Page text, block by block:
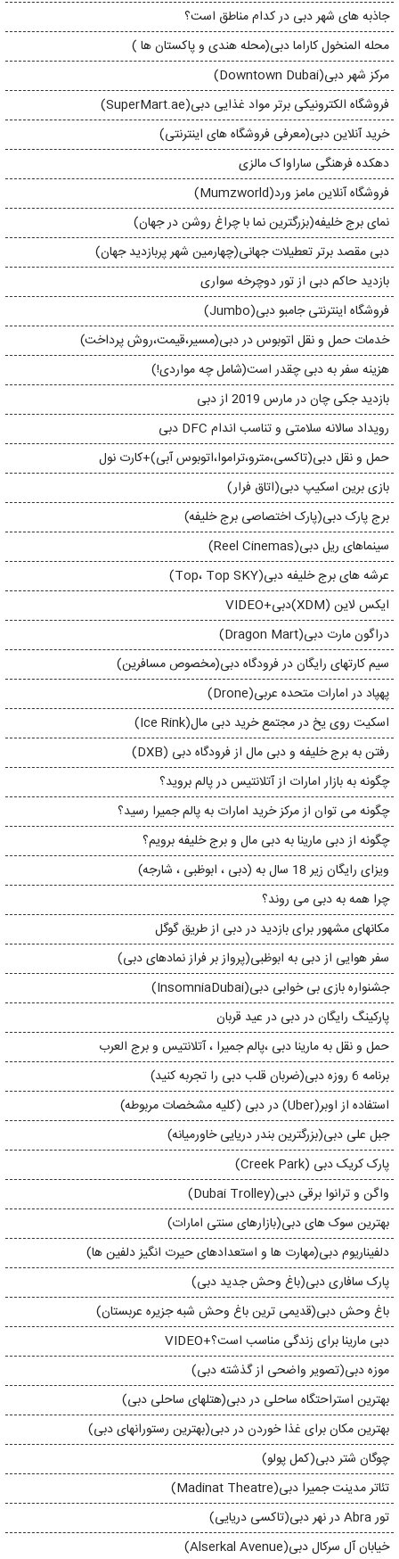
جاذبه های شهر دبی در کدام مناطق است؟
محله المنخول کاراما دبی(محله هندی و پاکستان ها )
مرکز شهر دبی(Downtown Dubai)
فروشگاه الکترونیکی برتر مواد غذایی دبی(SuperMart.ae)
خرید آنلاین دبی(معرفی فروشگاه های اینترنتی)
دهکده فرهنگی ساراواک مالزی
فروشگاه آنلاین مامز ورد(Mumzworld)
نمای برج خلیفه(بزرگترین نما با چراغ روشن در جهان)
دبی مقصد برتر تعطیلات جهانی(چهارمین شهر پربازدید جهان)
بازدید حاکم دبی از تور دوچرخه سواری
فروشگاه اینترنتی جامبو دبی(Jumbo)
خدمات حمل و نقل اتوبوس در دبی(مسیر،قیمت،روش پرداخت)
هزینه سفر به دبی چقدر است(شامل چه مواردی!)
بازدید جکی چان در مارس 2019 از دبی
رویداد سالانه سلامتی و تناسب اندام DFC دبی
حمل و نقل دبی(تاکسی،مترو،تراموا،اتوبوس آبی)+کارت نول
بازی برین اسکیپ دبی(اتاق فرار)
برج پارک دبی(پارک اختصاصی برج خلیفه)
سینماهای ریل دبی(Reel Cinemas)
عرشه های برج خلیفه دبی(Top، Top SKY)
ایکس لاین (XDM)دبی+VIDEO
دراگون مارت دبی(Dragon Mart)
سیم کارتهای رایگان در فرودگاه دبی(مخصوص مسافرین)
پهپاد در امارات متحده عربی(Drone)
اسکیت روی یخ در مجتمع خرید دبی مال(Ice Rink)
رفتن به برج خلیفه و دبی مال از فرودگاه دبی (DXB)
چگونه به بازار امارات از آتلانتیس در پالم بروید؟
چگونه می توان از مرکز خرید امارات به پالم جمیرا رسید؟
چگونه از دبی مارینا به دبی مال و برج خلیفه برویم؟
ویزای رایگان زیر 18 سال به (دبی ، ابوظبی ، شارجه)
​​چرا همه به دبی می روند؟
مکانهای مشهور برای بازدید در دبی از طریق گوگل
سفر هوایی از دبی به ابوظبی(پرواز بر فراز نمادهای دبی)
جشنواره بازی بی خوابی دبی(InsomniaDubai)
پارکینگ رایگان در دبی در عید قربان
حمل و نقل به مارینا دبی ،پالم جمیرا ، آتلانتیس و برج العرب
برنامه 6 روزه دبی(ضربان قلب دبی را تجربه کنید)
استفاده از اوبر(Uber) در دبی (کلیه مشخصات مربوطه)
جبل علی دبی(بزرگترین بندر دریایی خاورمیانه)
پارک کریک دبی (Creek Park)
واگن و ترانوا برقی دبی(Dubai Trolley)
بهترین سوک های دبی(بازارهای سنتی امارات)
دلفیناریوم دبی(مهارت ها و استعدادهای حیرت انگیز دلفین ها)
پارک سافاری دبی(باغ وحش جدید دبی)
باغ وحش دبی(قدیمی ترین باغ وحش شبه جزیره عربستان)
دبی مارینا برای زندگی مناسب است؟+VIDEO
موزه دبی(تصویر واضحی از گذشته دبی)
بهترین استراحتگاه ساحلی در دبی(هتلهای ساحلی دبی)
بهترین مکان برای غذا خوردن در دبی(بهترین رستورانهای دبی)
چوگان شتر دبی(کمل پولو)
تئاتر مدینت جمیرا دبی(Madinat Theatre)
تور Abra در نهر دبی(تاکسی دریایی)
خیابان آل سرکال دبی(Alserkal Avenue)